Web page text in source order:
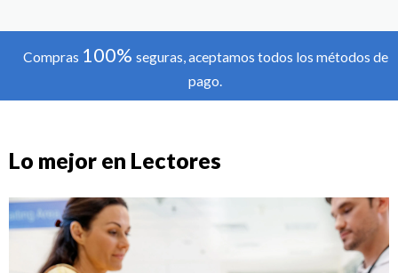
Compras100%seguras, aceptamos todos los métodos de
pago.
Lo mejor en Lectores